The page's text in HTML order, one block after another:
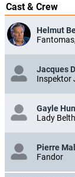
Cast & Crew
Helmut
Jacques
Inspektor
Gayle
Lady
Pierre
Fandor